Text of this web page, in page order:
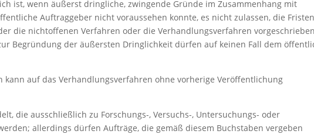
ist, wenn äußerst dringliche, zwingende Gründe im Zusammenhang mit
Auftraggeber nicht voraussehen konnte, es nicht zulassen, die Fristen
die nichtoffenen Verfahren oder die Verhandlungsverfahren vorgeschrieben
Begründung der äußersten Dringlichkeit dürfen auf keinen Fall dem
kann auf das Verhandlungsverfahren ohne vorherige Veröffentlichung
die ausschließlich zu Forschungs-, Versuchs-, Untersuchungs- oder
allerdings dürfen Aufträge, die gemäß diesem Buchstaben vergeben